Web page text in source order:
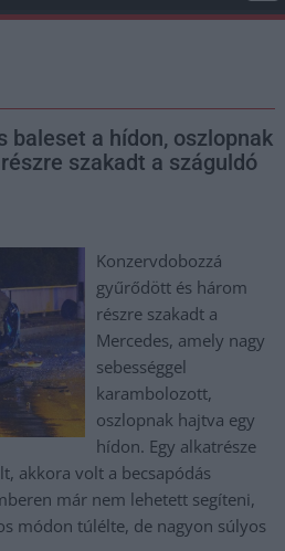
baleset a hídon, oszlopnak
szakadt a száguldó
Konzervdobozzá
gyűrődött és három
részre szakadt a
Mercedes, amely nagy
sebességgel
karambolozott,
oszlopnak hajtva egy
hídon. Egy alkatrésze
akkora volt a becsapódás
már nem lehetett segíteni,
módon túlélte, de nagyon súlyos